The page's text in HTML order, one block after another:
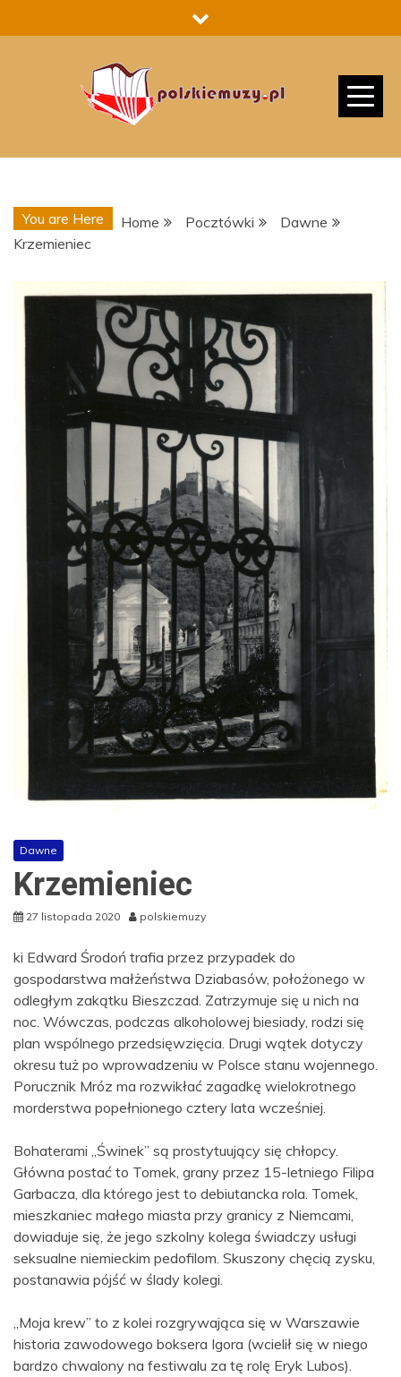
to
You are Here Home Pocztówki
Dawne
Krzemieniec
Dawne
Krzemieniec
27 listopada 2020 polskiemuzy
ki Edward Środoń trafia przez przypadek do
gospodarstwa małżeństwa Dziabasów, położonego w
odległym zakątku Bieszczad. Zatrzymuje się u nich na
noc. Wówczas, podczas alkoholowej biesiady, rodzi się
plan wspólnego przedsięwzięcia. Drugi wątek dotyczy
okresu tuż po wprowadzeniu w Polsce stanu wojennego.
Porucznik Mróz ma rozwikłać zagadkę wielokrotnego
morderstwa popełnionego cztery lata wcześniej.
Bohaterami „Świnek” są prostytuujący się chłopcy.
Główna postać to Tomek, grany przez 15-letniego Filipa
Garbacza, dla którego jest to debiutancka rola. Tomek,
mieszkaniec małego miasta przy granicy z Niemcami,
dowiaduje się, że jego szkolny kolega świadczy usługi
seksualne niemieckim pedofilom. Skuszony chęcią zysku,
postanawia pójść w ślady kolegi.
„Moja krew” to z kolei rozgrywająca się w Warszawie
historia zawodowego boksera Igora (wcielił się w niego
bardzo chwalony na festiwalu za tę rolę Eryk Lubos).